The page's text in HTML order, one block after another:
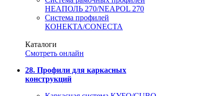
НЕАПОЛЬ 270/NEAPOL 270
Система профилей
КОНЕКТА/CONECTA
Каталоги
Смотреть онлайн
28. Профили для каркасных
конструкций